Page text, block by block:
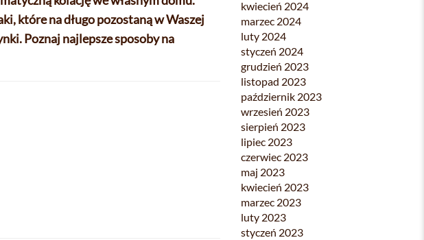
które na długo pozostaną w Waszej
Poznaj najlepsze sposoby na
kwiecień 2024
marzec 2024
luty 2024
styczeń 2024
grudzień 2023
listopad 2023
październik 2023
wrzesień 2023
sierpień 2023
lipiec 2023
czerwiec 2023
maj 2023
kwiecień 2023
marzec 2023
luty 2023
styczeń 2023